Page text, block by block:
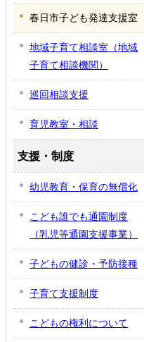
春日市子ども発達支援室
地域子育て相談室（地域
子育て相談機関）
巡回相談支援
育児教室・相談
支援・制度
幼児教育・保育の無償化
こども誰でも通園制度
（乳児等通園支援事業）
子どもの健診・予防接種
子育て支援制度
こどもの権利について